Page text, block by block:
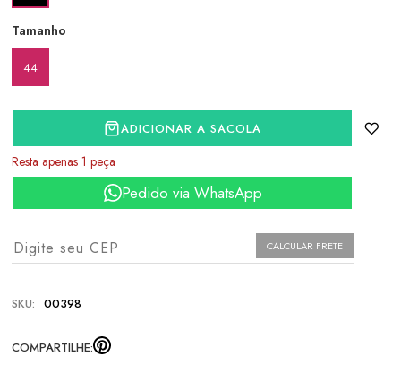
Tamanho
44
ADICIONAR A SACOLA
Resta apenas 1 peça
Pedido via WhatsApp
CALCULAR FRETE
SKU: 00398
COMPARTILHE: